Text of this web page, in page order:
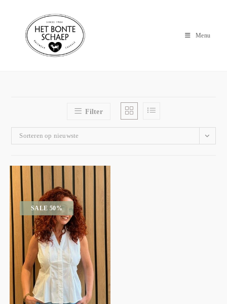
Menu
Filter
Sorteren op nieuwste
SALE 50%